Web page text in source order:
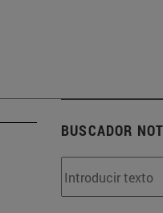
BUSCADOR